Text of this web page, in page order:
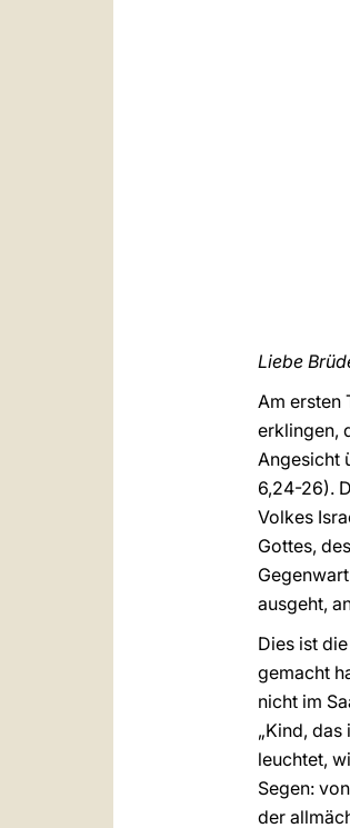
Liebe
Am ersten
erklingen,
Angesicht
6,24-26).
Volkes
Gottes,
ausgeht,
Dies ist
gemacht
nicht im
„Kind, das
leuchtet,
Segen:
der